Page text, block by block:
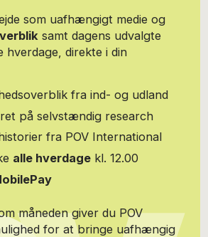
som uafhængigt medie og
samt dagens udvalgte
hverdage, direkte i din
fra ind- og udland
på selvstændig research
fra POV International
alle hverdage kl. 12.00
måneden giver du POV
for at bringe uafhængig